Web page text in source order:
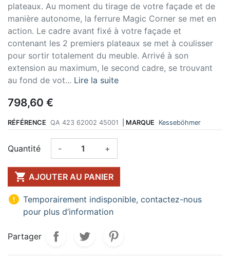
plateaux. Au moment du tirage de votre façade et de
manière autonome, la ferrure Magic Corner se met en
action. Le cadre avant fixé à votre façade et
contenant les 2 premiers plateaux se met à coulisser
pour sortir totalement du meuble. Arrivé à son
extension au maximum, le second cadre, se trouvant
au fond de vot... Lire la suite
798,60 €
RÉFÉRENCE QA 423 62002 45001 MARQUE Kesseböhmer
Quantité - +
 AJOUTER AU PANIER
 Temporairement indisponible, contactez-nous
pour plus d’information
Partager